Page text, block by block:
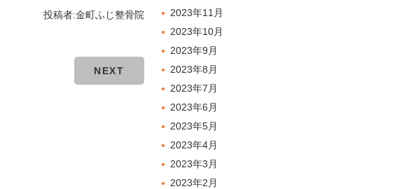
投稿者:金町ふじ整骨院
NEXT
2023年11月
2023年10月
2023年9月
2023年8月
2023年7月
2023年6月
2023年5月
2023年4月
2023年3月
2023年2月